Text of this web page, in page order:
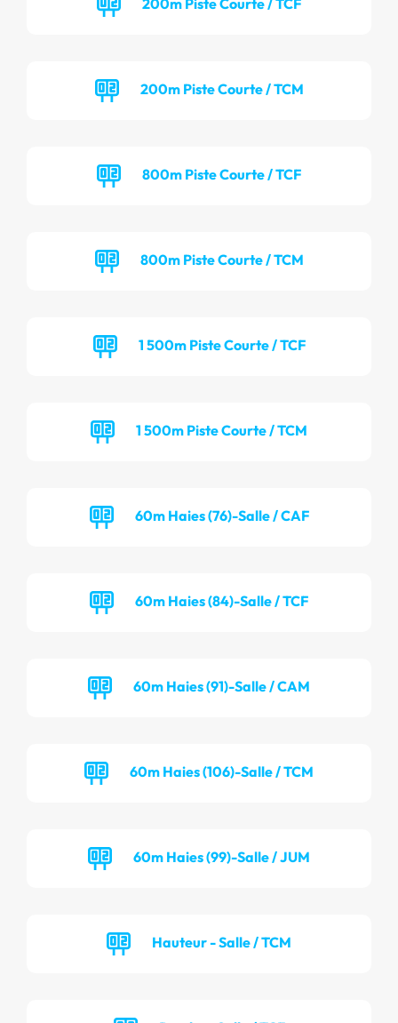
200m Piste Courte / TCM
800m Piste Courte / TCF
800m Piste Courte / TCM
1 500m Piste Courte / TCF
1 500m Piste Courte / TCM
60m Haies (76)-Salle / CAF
60m Haies (84)-Salle / TCF
60m Haies (91)-Salle / CAM
60m Haies (106)-Salle / TCM
60m Haies (99)-Salle / JUM
Hauteur - Salle / TCM